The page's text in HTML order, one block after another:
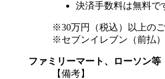
決済手数料は無料で
※30万円（税込）以上の
※セブンイレブン（前払
ファミリーマート、ローソン等
【備考】